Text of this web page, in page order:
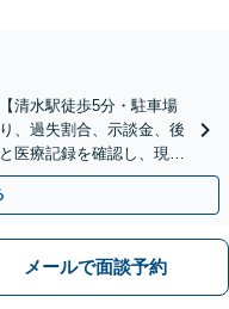
清水駅徒歩5分・駐車場
、過失割合、示談金、後
医療記録を確認し、現在
メールで面談予約